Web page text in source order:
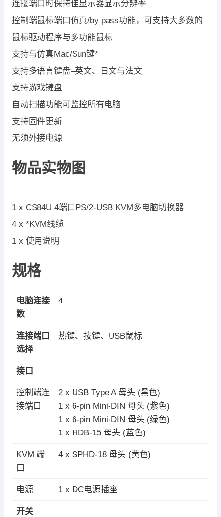
连接端口时保持佳显示器显示分辨率
控制端鼠标端口仿真/by pass功能，可支持大多数的
鼠标驱动程序与多功能鼠标
支持与仿真Mac/Sun键*
支持多语言键盘–英文、日文与法文
支持游戏键盘
自动扫描功能可监控所有电脑
支持固件更新
无须外接电源
物品实物图
1 x CS84U 4端口PS/2-USB KVM多电脑切换器
4 x *KVM线缆
1 x 使用说明
规格
电脑连接
数
4
连接端口
选择
热键、按键、USB鼠标
接口
控制端连
接端口
2 x USB Type A 母头 (黑色)
1 x 6-pin Mini-DIN 母头 (紫色)
1 x 6-pin Mini-DIN 母头 (绿色)
1 x HDB-15 母头 (蓝色)
KVM 端
口
4 x SPHD-18 母头 (黄色)
电源 1 x DC电源插座
开关